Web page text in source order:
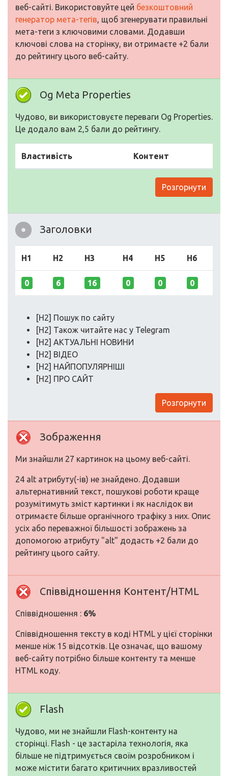
веб-сайті. Використовуйте цей безкоштовний
генератор мета-тегів, щоб згенерувати правильні
мета-теги з ключовими словами. Додавши
ключові слова на сторінку, ви отримаєте +2 бали
до рейтингу цього веб-сайту.
Og Meta Properties
Чудово, ви використовуєте переваги Og Properties.
Це додало вам 2,5 бали до рейтингу.
Властивість Контент
Розгорнути
Заголовки
H1 H2 H3 H4 H5 H6
0 6 16 0 0 0
[H2] Пошук по сайту
[H2] Також читайте нас у Telegram
[H2] АКТУАЛЬНІ НОВИНИ
[H2] ВІДЕО
[H2] НАЙПОПУЛЯРНІШІ
[H2] ПРО САЙТ
Розгорнути
Зображення
Ми знайшли 27 картинок на цьому веб-сайті.
24 alt атрибуту(-ів) не знайдено. Додавши
альтернативний текст, пошукові роботи краще
розумітимуть зміст картинки і як наслідок ви
отримаєте більше органічного трафіку з них. Опис
усіх або переважної більшості зображень за
допомогою атрибуту "alt" додасть +2 бали до
рейтингу цього сайту.
Співвідношення Контент/HTML
Співвідношення : 6%
Співвідношення тексту в коді HTML у цієї сторінки
менше ніж 15 відсотків. Це означає, що вашому
веб-сайту потрібно більше контенту та менше
HTML коду.
Flash
Чудово, ми не знайшли Flash-контенту на
сторінці. Flash - це застаріла технологія, яка
більше не підтримується своїм розробником і
може містити багато критичних вразливостей